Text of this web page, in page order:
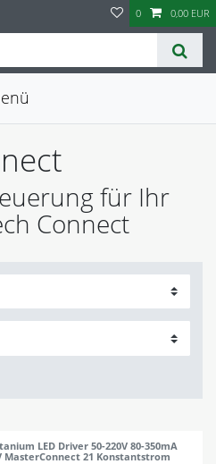
0 0,00 EUR
für Ihr
Connect
LED Driver 50-220V 80-350mA
MasterConnect 21 Konstantstrom